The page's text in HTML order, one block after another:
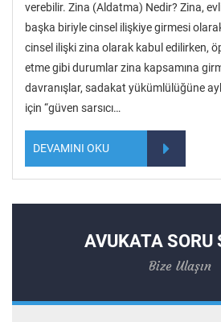
verebilir. Zina (Aldatma) Nedir? Zina,
başka biriyle cinsel ilişkiye girmesi
cinsel ilişki zina olarak kabul edilirken,
etme gibi durumlar zina kapsamına
davranışlar, sadakat yükümlülüğüne
için “güven sarsıcı…
DEVAMINI OKU
AVUKATA SORU
Bize Ulaşın